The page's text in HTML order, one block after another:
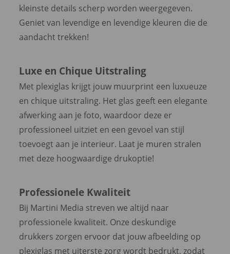
kleinste details scherp worden weergegeven.
Geniet van levendige en levendige kleuren die de
aandacht trekken!
Luxe en Chique Uitstraling
Met plexiglas krijgt jouw muurprint een luxueuze
en chique uitstraling. Het glas geeft een elegante
afwerking aan je foto, waardoor deze er
professioneel uitziet en een gevoel van stijl
toevoegt aan je interieur. Laat je muren stralen
met deze hoogwaardige drukoptie!
Professionele Kwaliteit
Bij Martini Media streven we altijd naar
professionele kwaliteit. Onze deskundige
drukkers zorgen ervoor dat jouw afbeelding op
plexiglas met uiterste zorg wordt bedrukt, zodat